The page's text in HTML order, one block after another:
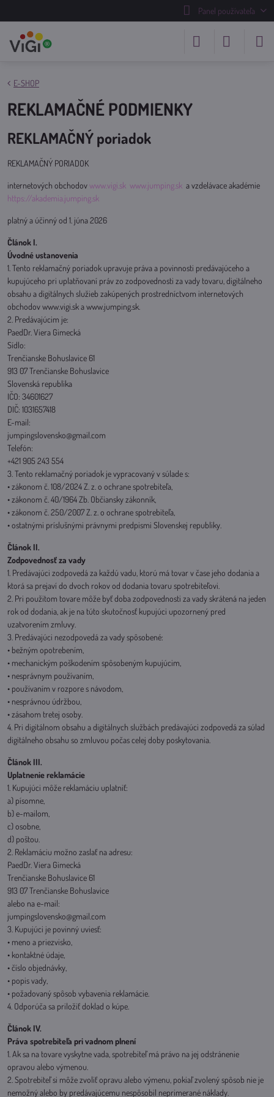
Panel používateľa
E-SHOP
REKLAMAČNÉ PODMIENKY
REKLAMAČNÝ poriadok
REKLAMAČNÝ PORIADOK
internetových obchodovwww.vigi.sk www.jumping.sk a vzdelávace akadémie
https://akademia.jumping.sk
platný a účinný od 1. júna 2026
Článok I.
Úvodné ustanovenia
1. Tento reklamačný poriadok upravuje práva a povinnosti predávajúceho a
kupujúceho pri uplatňovaní práv zo zodpovednosti za vady tovaru, digitálneho
obsahu a digitálnych služieb zakúpených prostredníctvom internetových
obchodov www.vigi.sk a www.jumping.sk.
2. Predávajúcim je:
PaedDr. Viera Gimecká
Sídlo:
Trenčianske Bohuslavice 61
913 07 Trenčianske Bohuslavice
Slovenská republika
IČO: 34601627
DIČ: 1031657418
E-mail:
jumpingslovensko@gmail.com
Telefón:
+421 905 243 554
3. Tento reklamačný poriadok je vypracovaný v súlade s:
• zákonom č. 108/2024 Z. z. o ochrane spotrebiteľa,
• zákonom č. 40/1964 Zb. Občiansky zákonník,
• zákonom č. 250/2007 Z. z. o ochrane spotrebiteľa,
• ostatnými príslušnými právnymi predpismi Slovenskej republiky.
Článok II.
Zodpovednosť za vady
1. Predávajúci zodpovedá za každú vadu, ktorú má tovar v čase jeho dodania a
ktorá sa prejaví do dvoch rokov od dodania tovaru spotrebiteľovi.
2. Pri použitom tovare môže byť doba zodpovednosti za vady skrátená na jeden
rok od dodania, ak je na túto skutočnosť kupujúci upozornený pred
uzatvorením zmluvy.
3. Predávajúci nezodpovedá za vady spôsobené:
• bežným opotrebením,
• mechanickým poškodením spôsobeným kupujúcim,
• nesprávnym používaním,
• používaním v rozpore s návodom,
• nesprávnou údržbou,
• zásahom tretej osoby.
4. Pri digitálnom obsahu a digitálnych službách predávajúci zodpovedá za súlad
digitálneho obsahu so zmluvou počas celej doby poskytovania.
Článok III.
Uplatnenie reklamácie
1. Kupujúci môže reklamáciu uplatniť:
a) písomne,
b) e-mailom,
c) osobne,
d) poštou.
2. Reklamáciu možno zaslať na adresu:
PaedDr. Viera Gimecká
Trenčianske Bohuslavice 61
913 07 Trenčianske Bohuslavice
alebo na e-mail:
jumpingslovensko@gmail.com
3. Kupujúci je povinný uviesť:
• meno a priezvisko,
• kontaktné údaje,
• číslo objednávky,
• popis vady,
• požadovaný spôsob vybavenia reklamácie.
4. Odporúča sa priložiť doklad o kúpe.
Článok IV.
Práva spotrebiteľa pri vadnom plnení
1. Ak sa na tovare vyskytne vada, spotrebiteľ má právo na jej odstránenie
opravou alebo výmenou.
2. Spotrebiteľ si môže zvoliť opravu alebo výmenu, pokiaľ zvolený spôsob nie je
nemožný alebo by predávajúcemu nespôsobil neprimerané náklady.